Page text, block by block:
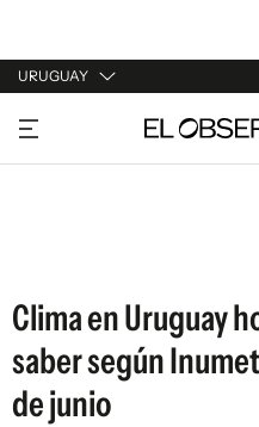
URUGUAY
URUGUAY
ARGENTINA
Clima en Uruguay
saber según
de junio